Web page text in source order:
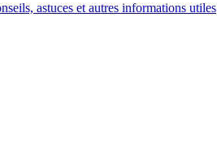
astuces et autres informations utiles